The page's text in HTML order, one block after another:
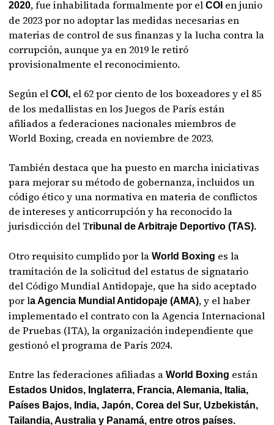
2020, fue inhabilitada formalmente por elCOI en junio
de 2023 por no adoptar las medidas necesarias en
materias de control de sus finanzas y la lucha contra la
corrupción, aunque ya en 2019 le retiró
provisionalmente el reconocimiento.
Según elCOI, el 62 por ciento de los boxeadores y el 85
de los medallistas en los Juegos de París están
afiliados a federaciones nacionales miembros de
World Boxing, creada en noviembre de 2023.
También destaca que ha puesto en marcha iniciativas
para mejorar su método de gobernanza, incluidos un
código ético y una normativa en materia de conflictos
de intereses y anticorrupción y ha reconocido la
jurisdicción del Tribunal de Arbitraje Deportivo (TAS).
Otro requisito cumplido por laWorld Boxing es la
tramitación de la solicitud del estatus de signatario
del Código Mundial Antidopaje, que ha sido aceptado
por la Agencia Mundial Antidopaje (AMA), y el haber
implementado el contrato con la Agencia Internacional
de Pruebas (ITA), la organización independiente que
gestionó el programa de París 2024.
Entre las federaciones afiliadas a World Boxing están
Estados Unidos, Inglaterra, Francia, Alemania, Italia,
Países Bajos, India, Japón, Corea del Sur, Uzbekistán,
Tailandia, Australia y Panamá, entre otros países.